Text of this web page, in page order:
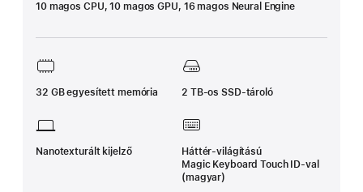
10 magos CPU, 10 magos GPU, 16 magos Neural Engine
32 GB egyesített memória 2 TB-os SSD-tároló
Nanotexturált kijelző
Háttér-világítású
Magic Keyboard Touch ID‑val
(magyar)